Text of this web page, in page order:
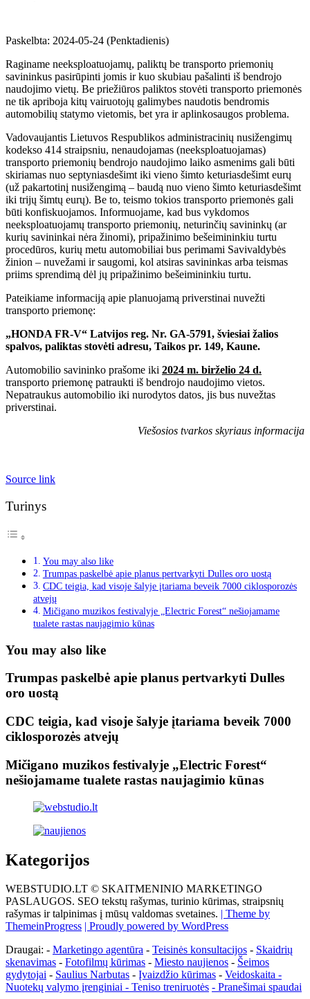
Paskelbta: 2024-05-24 (Penktadienis)
Raginame neeksploatuojamų, paliktų be transporto priemonių
savininkus pasirūpinti jomis ir kuo skubiau pašalinti iš bendrojo
naudojimo vietų. Be priežiūros paliktos stovėti transporto priemonės
ne tik apriboja kitų vairuotojų galimybes naudotis bendromis
automobilių statymo vietomis, bet yra ir aplinkosaugos problema.
Vadovaujantis Lietuvos Respublikos administracinių nusižengimų
kodekso 414 straipsniu, nenaudojamas (neeksploatuojamas)
transporto priemonių bendrojo naudojimo laiko asmenims gali būti
skiriamas nuo septyniasdešimt iki vieno šimto keturiasdešimt eurų
(už pakartotinį nusižengimą – baudą nuo vieno šimto keturiasdešimt
iki trijų šimtų eurų). Be to, teismo tokios transporto priemonės gali
būti konfiskuojamos. Informuojame, kad bus vykdomos
neeksploatuojamų transporto priemonių, neturinčių savininkų (ar
kurių savininkai nėra žinomi), pripažinimo bešeimininkiu turtu
procedūros, kurių metu automobiliai bus perimami Savivaldybės
žinion – nuvežami ir saugomi, kol atsiras savininkas arba teismas
priims sprendimą dėl jų pripažinimo bešeimininkiu turtu.
Pateikiame informaciją apie planuojamą priverstinai nuvežti
transporto priemonę:
„HONDA FR-V“ Latvijos reg. Nr. GA-5791, šviesiai žalios
spalvos, paliktas stovėti adresu, Taikos pr. 149, Kaune.
Automobilio savininko prašome iki 2024 m. birželio 24 d.
transporto priemonę patraukti iš bendrojo naudojimo vietos.
Nepatraukus automobilio iki nurodytos datos, jis bus nuvežtas
priverstinai.
Viešosios tvarkos skyriaus informacija
Source link
Turinys
You may also like
Trumpas paskelbė apie planus pertvarkyti Dulles oro uostą
CDC teigia, kad visoje šalyje įtariama beveik 7000 ciklosporozės
atvejų
Mičigano muzikos festivalyje „Electric Forest“ nešiojamame
tualete rastas naujagimio kūnas
You may also like
Trumpas paskelbė apie planus pertvarkyti Dulles
oro uostą
CDC teigia, kad visoje šalyje įtariama beveik 7000
ciklosporozės atvejų
Mičigano muzikos festivalyje „Electric Forest“
nešiojamame tualete rastas naujagimio kūnas
Kategorijos
WEBSTUDIO.LT © SKAITMENINIO MARKETINGO
PASLAUGOS. SEO tekstų rašymas, turinio kūrimas, straipsnių
rašymas ir talpinimas į mūsų valdomas svetaines. | Theme by
ThemeinProgress | Proudly powered by WordPress
Draugai: - Marketingo agentūra - Teisinės konsultacijos - Skaidrių
skenavimas - Fotofilmų kūrimas - Miesto naujienos - Šeimos
gydytojai - Saulius Narbutas - Įvaizdžio kūrimas - Veidoskaita -
Nuotekų valymo įrenginiai - Teniso treniruotės - Pranešimai spaudai